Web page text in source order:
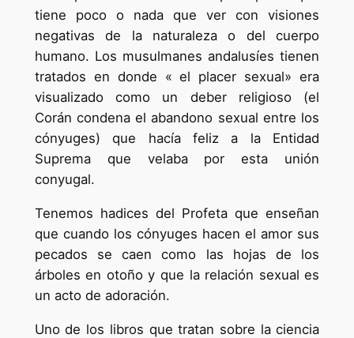
tiene poco o nada que ver con visiones
negativas de la naturaleza o del cuerpo
humano. Los musulmanes andalusíes tienen
tratados en donde « el placer sexual» era
visualizado como un deber religioso (el
Corán condena el abandono sexual entre los
cónyuges) que hacía feliz a la Entidad
Suprema que velaba por esta unión
conyugal.
Tenemos hadices del Profeta que enseñan
que cuando los cónyuges hacen el amor sus
pecados se caen como las hojas de los
árboles en otoño y que la relación sexual es
un acto de adoración.
Uno de los libros que tratan sobre la ciencia